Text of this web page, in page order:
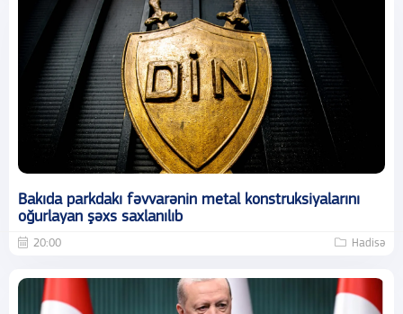
Bakıda parkdakı fəvvarənin metal konstruksiyalarını
oğurlayan şəxs saxlanılıb
20:00 Hadisə